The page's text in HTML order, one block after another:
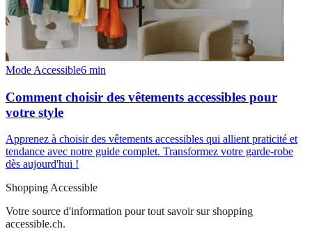
Mode Accessible6 min
Comment choisir des vêtements accessibles pour
votre style
Apprenez à choisir des vêtements accessibles qui allient praticité et
tendance avec notre guide complet. Transformez votre garde-robe
dès aujourd'hui !
Shopping Accessible
Votre source d'information pour tout savoir sur shopping
accessible.ch.